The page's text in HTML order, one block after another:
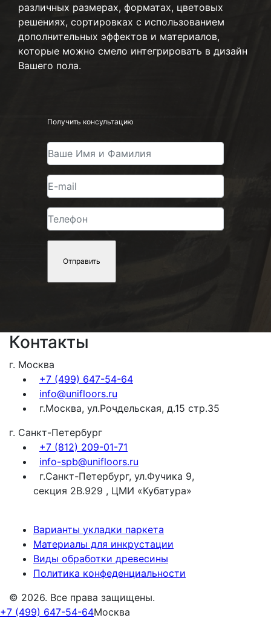
различных размерах, форматах, цветовых
решениях, сортировках с использованием
дополнительных эффектов и материалов,
которые можно смело интегрировать в дизайн
Вашего пола.
Получить консультацию
Контакты
г. Москва
+7 (499) 647-54-64
info@unifloors.ru
г.Москва, ул.Рочдельская, д.15 стр.35
г. Санкт-Петербург
+7 (812) 209-01-71
info-spb@unifloors.ru
г.Санкт-Петербург, ул.Фучика 9,
секция 2В.929 , ЦМИ «Кубатура»
Варианты укладки паркета
Материалы для инкрустации
Виды обработки древесины
Политика конфеденциальности
© 2026. Все права защищены.
+7 (499) 647-54-64Москва